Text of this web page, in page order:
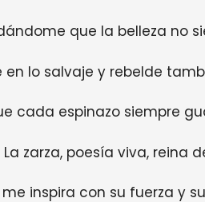
que la belleza no
en lo salvaje y rebelde
cada espinazo siempre
La zarza, poesía viva, reina
me inspira con su fuerza y